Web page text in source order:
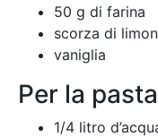
50 g di farina
scorza di
vaniglia
Per la
1/4 litro